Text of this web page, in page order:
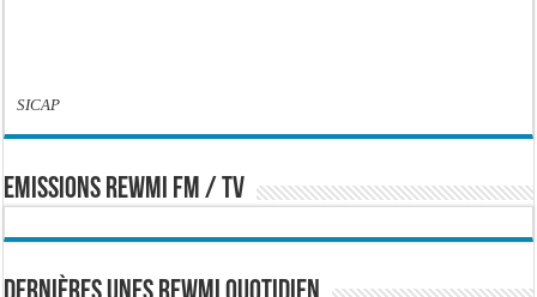
SICAP
EMISSIONS REWMI FM / TV